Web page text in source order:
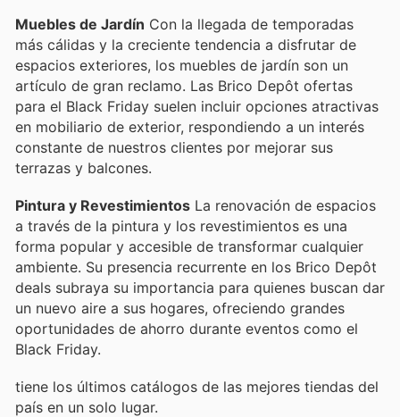
Muebles de Jardín Con la llegada de temporadas
más cálidas y la creciente tendencia a disfrutar de
espacios exteriores, los muebles de jardín son un
artículo de gran reclamo. Las Brico Depôt ofertas
para el Black Friday suelen incluir opciones atractivas
en mobiliario de exterior, respondiendo a un interés
constante de nuestros clientes por mejorar sus
terrazas y balcones.
Pintura y Revestimientos La renovación de espacios
a través de la pintura y los revestimientos es una
forma popular y accesible de transformar cualquier
ambiente. Su presencia recurrente en los Brico Depôt
deals subraya su importancia para quienes buscan dar
un nuevo aire a sus hogares, ofreciendo grandes
oportunidades de ahorro durante eventos como el
Black Friday.
tiene los últimos catálogos de las mejores tiendas del
país en un solo lugar.